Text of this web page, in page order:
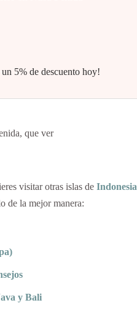
un 5% de descuento hoy!
visitar otras islas deIndonesia
de la mejor manera:
y Bali